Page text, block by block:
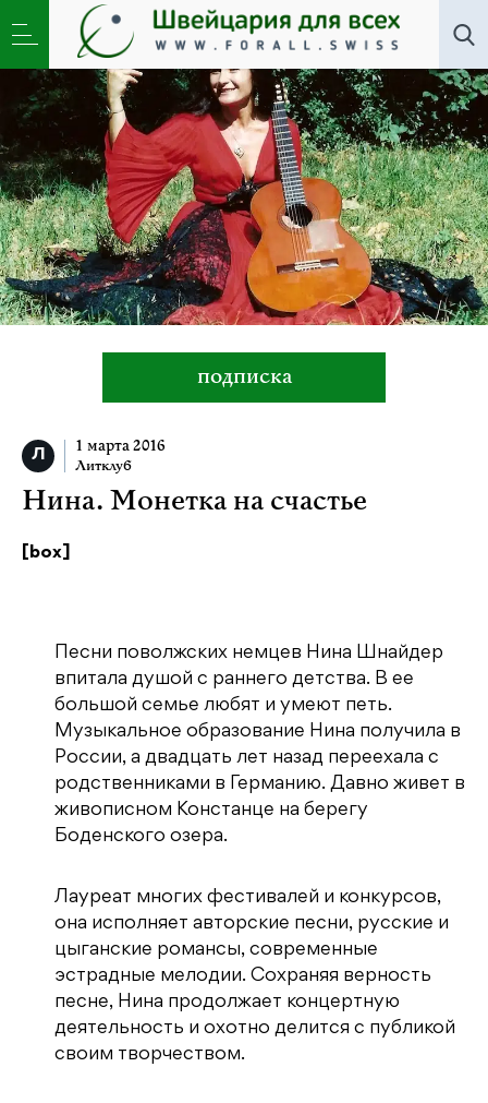
Литклуб »Нина. Монетка на счастье
подписка
1 марта 2016
Литклуб
Нина. Монетка на счастье
[box]
Песни поволжских немцев Нина Шнайдер
впитала душой с раннего детства. В ее
большой семье любят и умеют петь.
Музыкальное образование Нина получила в
России, а двадцать лет назад переехала с
родственниками в Германию. Давно живет в
живописном Констанце на берегу
Боденского озера.
Лауреат многих фестивалей и конкурсов,
она исполняет авторские песни, русские и
цыганские романсы, современные
эстрадные мелодии. Сохраняя верность
песне, Нина продолжает концертную
деятельность и охотно делится с публикой
своим творчеством.